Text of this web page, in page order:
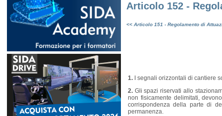
Articolo 152 -
<< Articolo 151 - Regolamento di
1. I segnali orizzontali di cantiere
2. Gli spazi riservati allo
non fisicamente delimitati,
corrispondenza della parte di
permanenza.